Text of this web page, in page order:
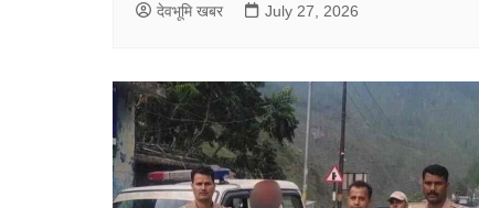
देवभूमि खबर July 27, 2026